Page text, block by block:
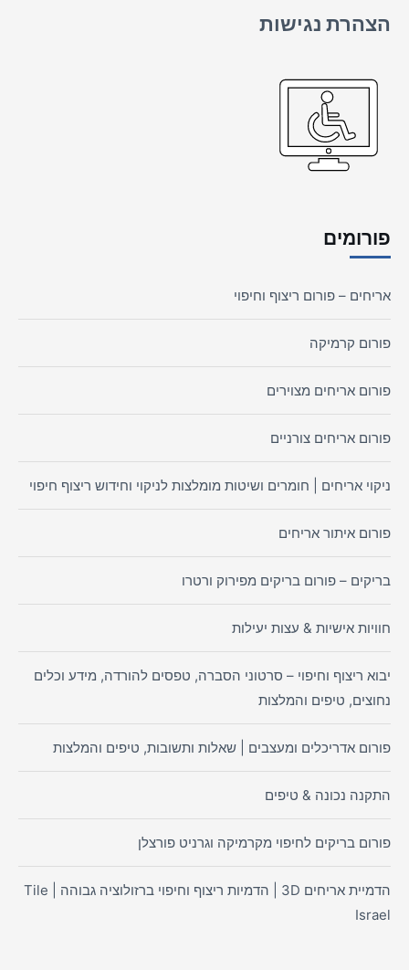
הצהרת נגישות
פורומים
אריחים – פורום ריצוף וחיפוי
פורום קרמיקה
פורום אריחים מצוירים
פורום אריחים צורניים
ניקוי אריחים | חומרים ושיטות מומלצות לניקוי וחידוש ריצוף חיפוי
פורום איתור אריחים
בריקים – פורום בריקים מפירוק ורטרו
חוויות אישיות & עצות יעילות
יבוא ריצוף וחיפוי – סרטוני הסברה, טפסים להורדה, מידע וכלים
נחוצים, טיפים והמלצות
פורום אדריכלים ומעצבים | שאלות ותשובות, טיפים והמלצות
התקנה נכונה & טיפים
פורום בריקים לחיפוי מקרמיקה וגרניט פורצלן
הדמיית אריחים 3D | הדמיות ריצוף וחיפוי ברזולוציה גבוהה | Tile
Israel